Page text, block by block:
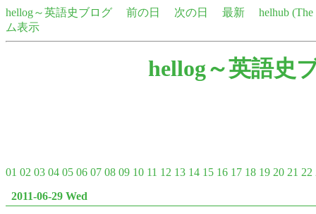
hellog～英語史ブログ 前の日 次の日 最新
helhub
ム表示
hellog～英語史
01 02 03 04 05 06 07 08 09 10 11 12 13 14 15 16 17 18 19 20 21 22
2011-06-29 Wed